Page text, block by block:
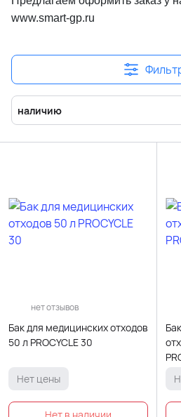
www.smart-gp.ru
наличию
нет отзывов
Бак для медицинских отходов
50 л PROCYCLE 30
Нет цены